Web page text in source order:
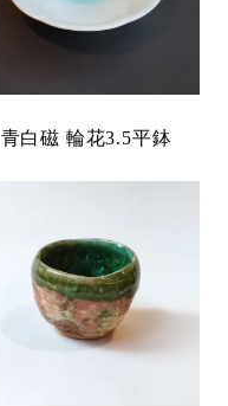
青白磁 輪花3.5平鉢